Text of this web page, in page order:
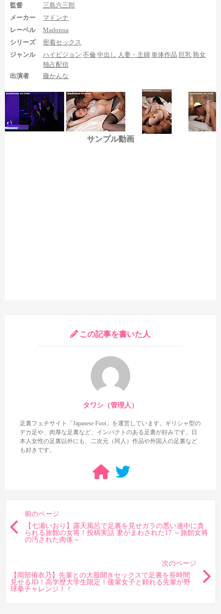
1:25:06から中出しまで約40秒→中出し後は6秒くらい
といった感じで、まとまった時間足裏を見られるのが魅力で
す。 特に最初の1:16:57からの足裏は今回のだいしゅきホールド
の足裏の中でも見え具合が良いのでオススメですね。
てしまうのがちょっと残念ですが、中出しするまでの足裏は長時
間見られるのが魅力です。
面一杯に見ることができます。迫力だけなら文句無しでダントツ
一番ですが、本当に一瞬しか見られません。
藤かんなのだいしゅきホールド足裏を多く見られる作品でした。
一部見応えが微妙な足裏はあるものの、全体的にはなかなか見応
監督
三島六三郎
メーカー
マドンナ
レーベル
Madonna
シリーズ
密着セックス
ジャンル
ハイビジョン 不倫 中出し 人妻・主婦 単体作品 巨乳 熟女
独占配信
出演者
藤かんな
サンプル動画
この記事を書いた人
タワシ（管理人）
足裏フェチサイト「Japanese Foot」を運営しています。ギリシャ型の
デカ足や、肉厚な足裏など、インパクトのある足裏が好みです。日
本人女性の足裏以外にも、二次元（同人）作品や外国人の足裏など
も好きです。
前のページ
【七瀬いおり】露天風呂で足裏を見せガラの悪い連中に貪
られる旅館の女将！投稿実話 妻がまわされた17 ～旅館女将
の汚された肉体～
次のページ
【岡部侑衣乃】先輩との大股開きセックスで足裏を長時間
見せるJD！高学歴大学生限定！後輩女子と頼れる先輩が野
球拳チャレンジ！！